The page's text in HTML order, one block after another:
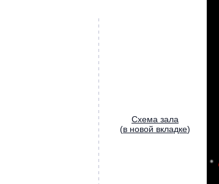
Cхема зала
(в новой вкладке)